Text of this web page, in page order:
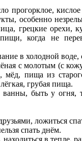
прогорклое,
особенно
грецкие орехи,
когда не
в холодной
с молотым (с
мёд, пища из
грубая пища.
быть у огня,
ложиться
спать днём.
в тепле,